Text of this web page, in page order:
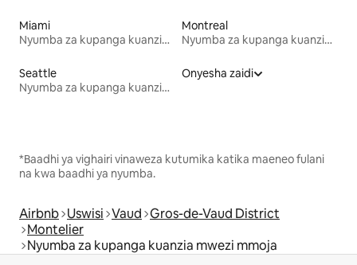
Miami
Nyumba za kupanga kuanzia mwezi mmoja
Montreal
Nyumba za kupanga kuanzia mwezi mmoja
Seattle
Nyumba za kupanga kuanzia mwezi mmoja
Onyesha zaidi
*Baadhi ya vighairi vinaweza kutumika katika maeneo fulani
na kwa baadhi ya nyumba.
Airbnb Uswisi Vaud Gros-de-Vaud District
Montelier
Nyumba za kupanga kuanzia mwezi mmoja